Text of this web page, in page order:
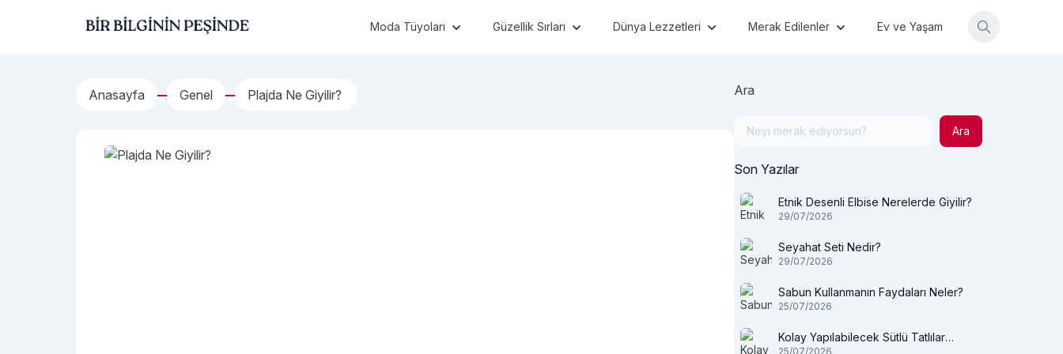
Bir Bilginin Peşinde! Moda Tüyoları Güzellik Sırları Dünya Lezzetleri Merak Edilenler Ev ve Yaşam
Anasayfa Genel Plajda Ne Giyilir? Ara
Ara
Son Yazılar
Etnik Desenli Elbise Nerelerde Giyilir?
29/07/2026
Seyahat Seti Nedir?
29/07/2026
Sabun Kullanmanın Faydaları Neler?
25/07/2026
Kolay Yapılabilecek Sütlü Tatlılar
25/07/2026